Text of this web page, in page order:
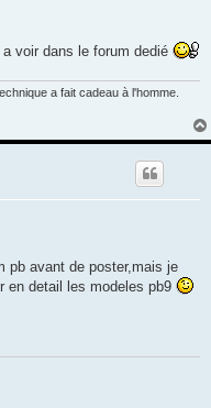
voir dans le forum dedié
a fait cadeau à l'homme.
pb avant de poster,mais je
en detail les modeles pb9